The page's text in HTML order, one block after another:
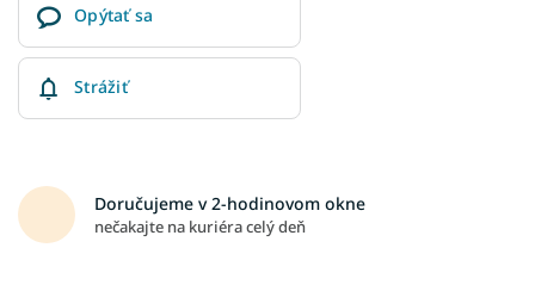
Opýtať sa
Strážiť
Doručujeme v 2-hodinovom okne
nečakajte na kuriéra celý deň